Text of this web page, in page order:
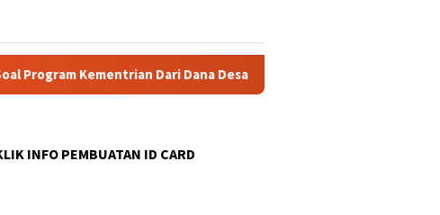
Dari Dana Desa untuk Desa Digital
INFO PEMBUATAN ID CARD